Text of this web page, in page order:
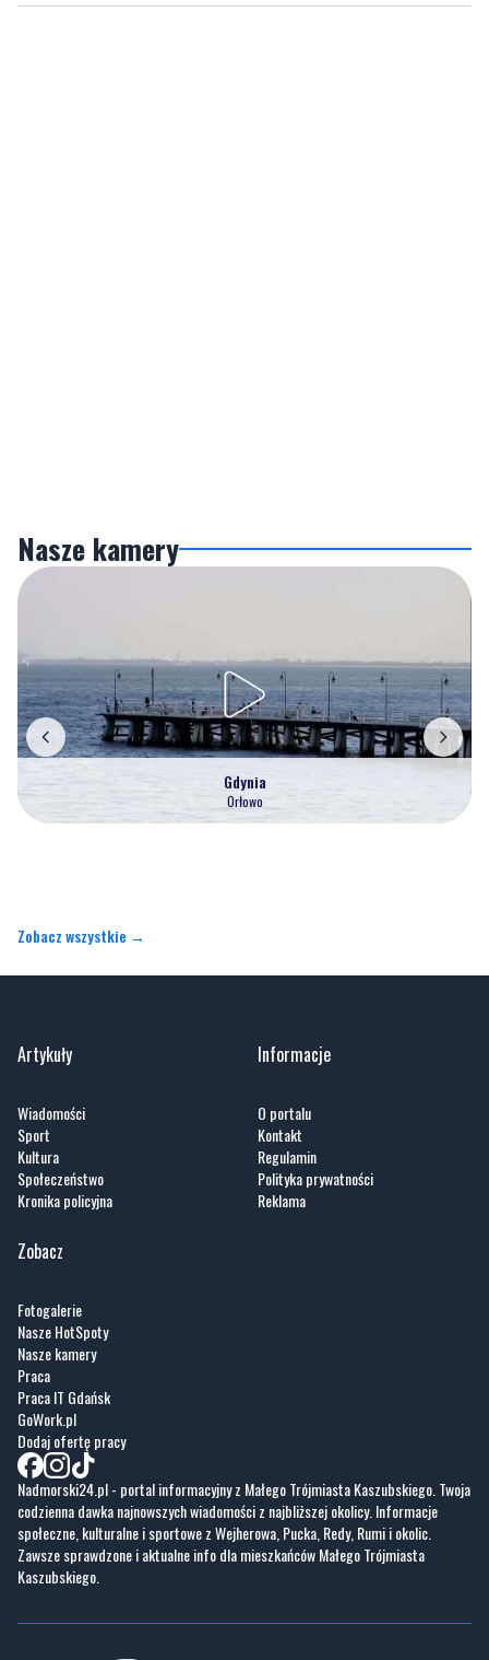
Nasze kamery
Gdynia
Orłowo
Zobacz wszystkie →
Artykuły
Wiadomości
Sport
Kultura
Społeczeństwo
Kronika policyjna
Informacje
O portalu
Kontakt
Regulamin
Polityka prywatności
Reklama
Zobacz
Fotogalerie
Nasze HotSpoty
Nasze kamery
Praca
Praca IT Gdańsk
GoWork.pl
Dodaj ofertę pracy
Nadmorski24.pl - portal informacyjny z Małego Trójmiasta Kaszubskiego. Twoja
codzienna dawka najnowszych wiadomości z najbliższej okolicy. Informacje
społeczne, kulturalne i sportowe z Wejherowa, Pucka, Redy, Rumi i okolic.
Zawsze sprawdzone i aktualne info dla mieszkańców Małego Trójmiasta
Kaszubskiego.